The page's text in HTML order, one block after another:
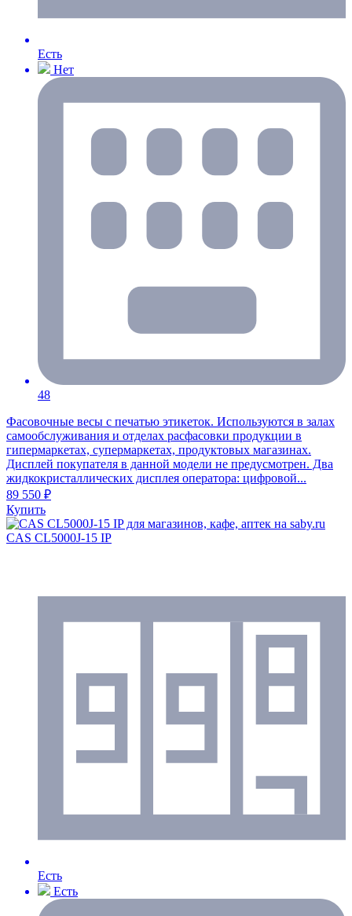
Есть
Нет
48
Фасовочные весы с печатью этикеток. Используются в залах
самообслуживания и отделах расфасовки продукции в
гипермаркетах, супермаркетах, продуктовых магазинах.
Дисплей покупателя в данной модели не предусмотрен. Два
жидкокристаллических дисплея оператора: цифровой...
89 550 ₽
Купить
CAS CL5000J-15 IP
Есть
Есть